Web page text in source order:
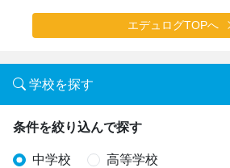
エデュログTOPへ
学校を探す
条件を絞り込んで探す
中学校 高等学校